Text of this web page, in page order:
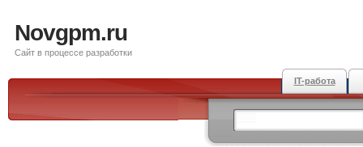
Novgpm.ru
Сайт в процессе разработки
IT-работа